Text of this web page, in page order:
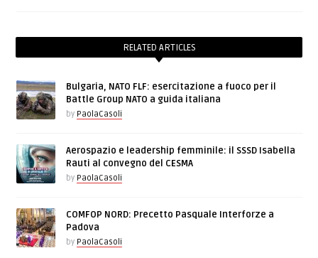
RELATED ARTICLES
Bulgaria, NATO FLF: esercitazione a fuoco per il
Battle Group NATO a guida italiana
by PaolaCasoli
Aerospazio e leadership femminile: il SSSD Isabella
Rauti al convegno del CESMA
by PaolaCasoli
COMFOP NORD: Precetto Pasquale Interforze a
Padova
by PaolaCasoli